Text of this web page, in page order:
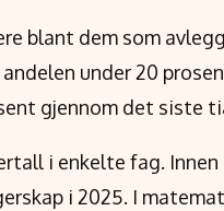
blant dem som
under 20
gjennom det siste
i enkelte fag.
i 2025. I